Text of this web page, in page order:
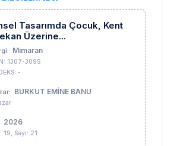
Tasarımda Çocuk, Kent
Üzerine...
Mimaran
1307-3095
-
BURKUT EMİNE BANU
2026
19, Sayı: 21